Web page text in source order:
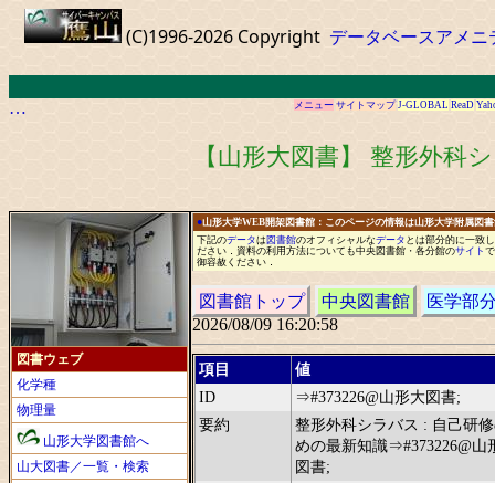
(C)1996-2026 Copyright データベースアメニ
… メニュー サイトマップ J-GLOBAL ReaD
【山形大図書】 整形外科
図書ウェブ
化学種
物理量
山形大学図書館へ
山大図書／一覧・検索
●山形大学WEB開架図書館：このページの情報は山形大学附属図
下記のデータは 図書館のオフィシャルなデータ と は部分的に一致
ださい ． 資料の利用方法についても中央図書館 ・ 各分館のサイト
御容赦ください ．
図書館トップ 中央図書館
医学部
2026/08/09 16:20:58
項目
値
ID
⇒#373226@山形大図書;
要約
整形外科シラバス : 自己研
めの最新知識⇒#373226@山
図書;